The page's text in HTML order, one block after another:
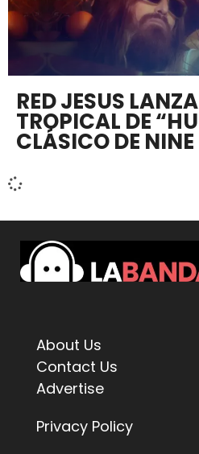
RED JESUS
TROPICAL DE
CLÁSICO DE
About Us
Contact Us
Advertise
Privacy Policy